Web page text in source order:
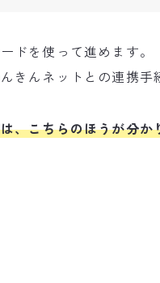
ドを使って進めます。
んネットとの連携手
、こちらのほうが分か